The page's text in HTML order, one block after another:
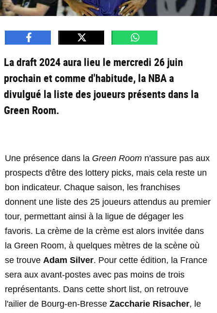
La draft 2024 aura lieu le mercredi 26 juin
prochain et comme d'habitude, la NBA a
divulgué la liste des joueurs présents dans la
Green Room.
Une présence dans la Green Room n'assure pas aux
prospects d'être des lottery picks, mais cela reste un
bon indicateur. Chaque saison, les franchises
donnent une liste des 25 joueurs attendus au premier
tour, permettant ainsi à la ligue de dégager les
favoris. La crème de la crème est alors invitée dans
la Green Room, à quelques mètres de la scène où
se trouve Adam Silver. Pour cette édition, la France
sera aux avant-postes avec pas moins de trois
représentants. Dans cette short list, on retrouve
l'ailier de Bourg-en-Bresse Zaccharie Risacher, le